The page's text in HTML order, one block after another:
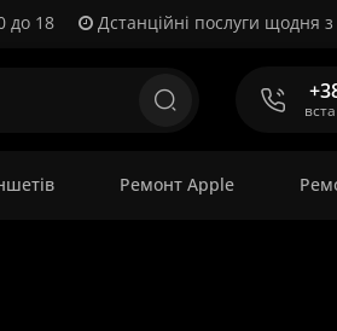
до 18 Дстанційні послуги щодня
Ремонт Apple